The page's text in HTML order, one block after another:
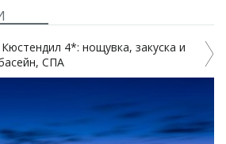
4*: нощувка, закуска и
СПА